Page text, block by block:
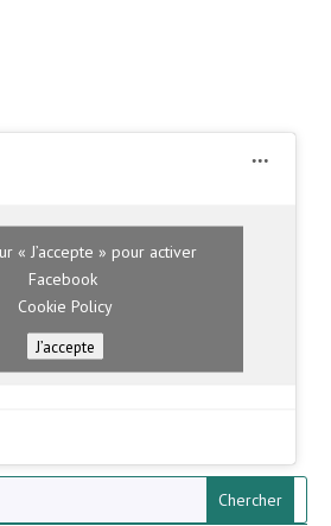
« J’accepte » pour activer
Facebook
Cookie Policy
J’accepte